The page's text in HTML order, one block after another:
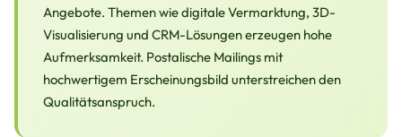
Angebote. Themen wie digitale Vermarktung, 3D-
Visualisierung und CRM-Lösungen erzeugen hohe
Aufmerksamkeit. Postalische Mailings mit
hochwertigem Erscheinungsbild unterstreichen den
Qualitätsanspruch.